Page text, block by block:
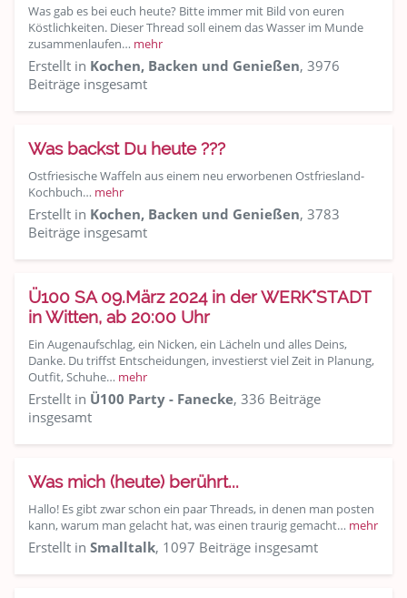
Was gab es bei euch heute? Bitte immer mit Bild von euren
Köstlichkeiten. Dieser Thread soll einem das Wasser im Munde
zusammenlaufen… mehr
Erstellt in Kochen, Backen und Genießen, 3976
Beiträge insgesamt
Was backst Du heute ???
Ostfriesische Waffeln aus einem neu erworbenen Ostfriesland-
Kochbuch… mehr
Erstellt in Kochen, Backen und Genießen, 3783
Beiträge insgesamt
Ü100 SA 09.März 2024 in der WERK°STADT
in Witten, ab 20:00 Uhr
Ein Augenaufschlag, ein Nicken, ein Lächeln und alles Deins,
Danke. Du triffst Entscheidungen, investierst viel Zeit in Planung,
Outfit, Schuhe… mehr
Erstellt in Ü100 Party - Fanecke, 336 Beiträge
insgesamt
Was mich (heute) berührt...
Hallo! Es gibt zwar schon ein paar Threads, in denen man posten
kann, warum man gelacht hat, was einen traurig gemacht… mehr
Erstellt in Smalltalk, 1097 Beiträge insgesamt